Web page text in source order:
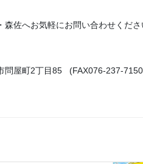
佐へお気軽にお問い合わせくださ
屋町2丁目85 (FAX076-237-